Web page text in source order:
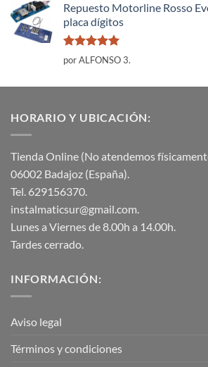
Repuesto Motorline Rosso
placa dígitos
Valorado
con
por ALFONSO 3.
HORARIO Y UBICACIÓN:
Tienda Online (No atendemos
06002 Badajoz (España).
Tel. 629156370.
instalmaticsur@gmail.com.
Lunes a Viernes de 8.00h a 14.00h.
Tardes cerrado.
INFORMACIÓN:
Aviso legal
Términos y condiciones